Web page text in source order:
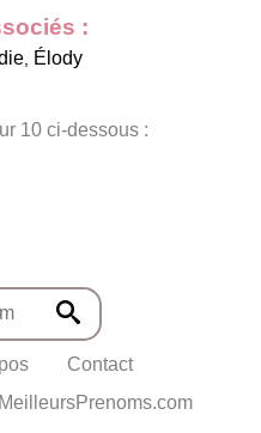
:
, Élody
10 ci-dessous :
Contact